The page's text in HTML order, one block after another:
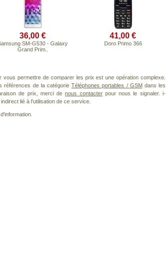
36,00 €
SM-G530 - Galaxy
Grand Prim..
41,00 €
Doro Primo 366
vous permettre de comparer les prix est une opération complexe.
références de la catégorieTéléphones portables / GSMdans les
de prix, merci denous contacterpour nous le signaler. i-
lié à l'utilisation de ce service.